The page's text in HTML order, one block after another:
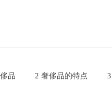
品 2 奢侈品的特点 3